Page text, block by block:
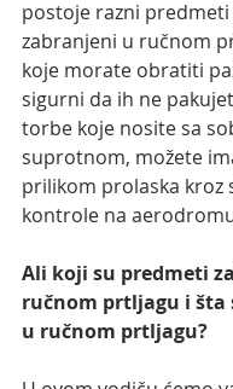
postoje razni predmeti
zabranjeni u ručnom
koje morate obratiti
sigurni da ih ne
torbe koje nosite sa
suprotnom, možete
prilikom prolaska kroz
kontrole na
Ali koji su predmeti
ručnom prtljagu i šta
u ručnom prtljagu?